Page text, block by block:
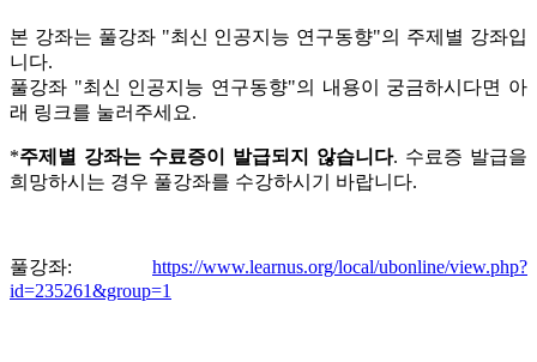
본 강좌는 풀강좌 "최신 인공지능 연구동향"의 주제별 강좌입
니다.
풀강좌 "최신 인공지능 연구동향"의 내용이 궁금하시다면 아
래 링크를 눌러주세요.
*주제별 강좌는 수료증이 발급되지 않습니다. 수료증 발급을
희망하시는 경우 풀강좌를 수강하시기 바랍니다.
풀강좌: https://www.learnus.org/local/ubonline/view.php?
id=235261&group=1